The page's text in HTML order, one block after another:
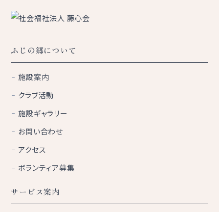
ふじの郷について
施設案内
クラブ活動
施設ギャラリー
お問い合わせ
アクセス
ボランティア募集
サービス案内